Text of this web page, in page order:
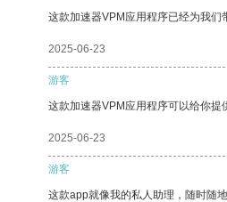
这款加速器VPM应用程序已经为我们
2025-06-23
游客
这款加速器VPM应用程序可以给你提
2025-06-23
游客
这款app就像我的私人助理，随时随